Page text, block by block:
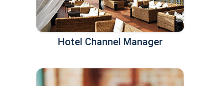
Hotel Channel Manager